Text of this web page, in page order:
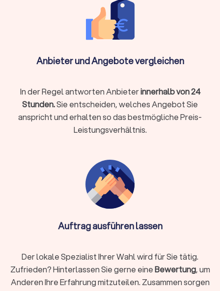
Garten- und Außenbereich:
Rasenpflege und Heckenschnitt
Bepflanzung und saisonale Gestaltung
Mülltonnen bereitstellen und zurückstellen
Sicherheit und Überwachung:
Schließdienst und Gebäudekontrolle durchführen
Brandschutzeinrichtungen überprüfen
Notbeleuchtung testen
Objektbetreuung bei längerer Abwesenheit
zusammen, die individuell auf Ihre Immobilie
zugeschnitten werden können. Von der monatlichen
Grundbetreuung bis zum umfassenden Facility-
Management sind vielfältige Kombinationen möglich.
Was kostet ein Hausmeisterservice?
Die Kosten für einen Hausmeisterservice liegen in
Deutschland meist zwischen15 € und 60 € pro Stunde.
Monatspauschalen bewegen sich zwischen150 €und500
€. Für Mieter gilt eine Obergrenze von0,50 €pro
Anbieter und Angebote vergleichen
In der Regel antworten Anbieterinnerhalb von 24
Stunden.Sie entscheiden, welches Angebot Sie
anspricht und erhalten so das bestmögliche Preis-
Leistungsverhältnis.
Auftrag ausführen lassen
Der lokale Spezialist Ihrer Wahl wird für Sie tätig.
Zufrieden? Hinterlassen Sie gerne eineBewertung, um
Anderen Ihre Erfahrung mitzuteilen. Zusammen sorgen